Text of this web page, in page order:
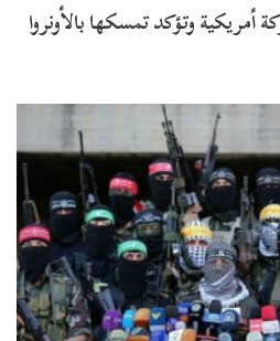
وتؤكد تمسكها بالأونروا